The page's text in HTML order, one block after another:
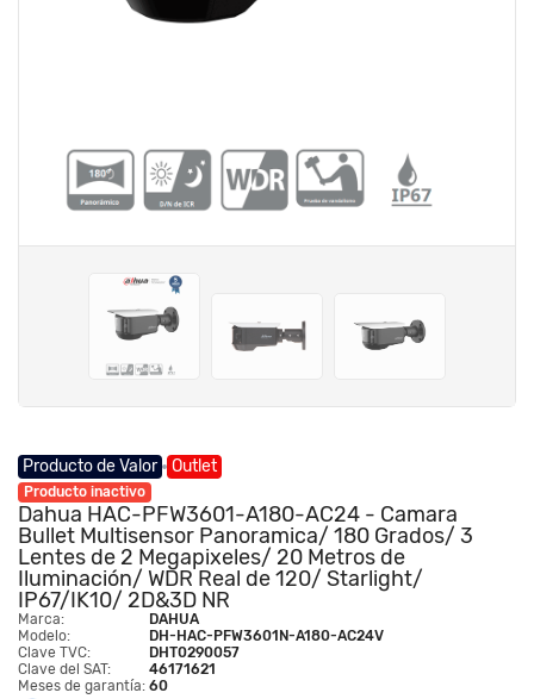
Producto de Valor Outlet
Producto inactivo
Dahua HAC-PFW3601-A180-AC24 - Camara
Bullet Multisensor Panoramica/ 180 Grados/ 3
Lentes de 2 Megapixeles/ 20 Metros de
Iluminación/ WDR Real de 120/ Starlight/
IP67/IK10/ 2D&3D NR
Marca:
DAHUA
Modelo:
DH-HAC-PFW3601N-A180-AC24V
Clave TVC:
DHT0290057
Clave del SAT:
46171621
Meses de garantía: 60